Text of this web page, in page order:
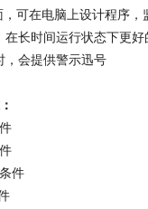
可在电脑上设计程序
长时间运行状态下更好
，会提供警示迅号
件